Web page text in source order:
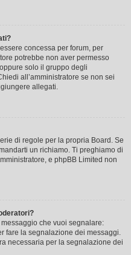
concessa per forum, per
potrebbe non aver permesso
solo il gruppo degli
all’amministratore se non sei
allegati.
di regole per la propria Board. Se
un richiamo. Ti preghiamo di
e phpBB Limited non
messaggio che vuoi segnalare:
fare la segnalazione dei messaggi.
necessaria per la segnalazione dei